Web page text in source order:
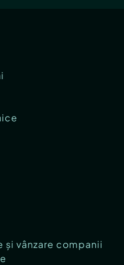
vânzare companii